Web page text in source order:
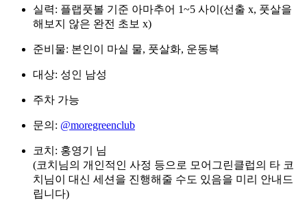
실력: 플랩풋볼 기준 아마추어 1~5 사이(선출 x, 풋살을
해보지 않은 완전 초보 x)
준비물: 본인이 마실 물, 풋살화, 운동복
대상: 성인 남성
주차 가능
문의: @moregreenclub
코치: 홍영기 님
(코치님의 개인적인 사정 등으로 모어그린클럽의 타 코
치님이 대신 세션을 진행해줄 수도 있음을 미리 안내드
립니다)